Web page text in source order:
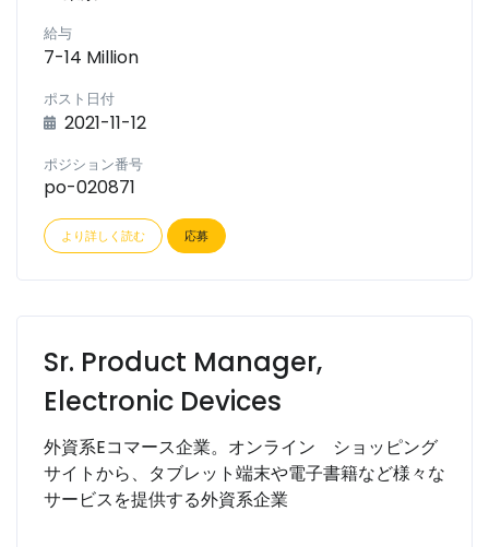
給与
7-14 Million
ポスト日付
2021-11-12
ポジション番号
po-020871
より詳しく読む 応募
Sr. Product Manager,
Electronic Devices
外資系Eコマース企業。オンライン ショッピング
サイトから、タブレット端末や電子書籍など様々な
サービスを提供する外資系企業